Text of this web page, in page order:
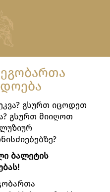
გსურთ იცოდეთ
გსურთ მიიღოთ
ბალეტის